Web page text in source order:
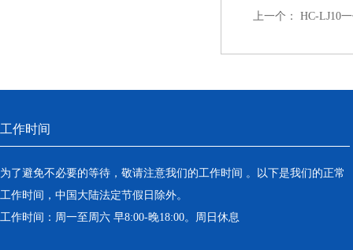
上一个： HC-LJ10
工作时间
为了避免不必要的等待，敬请注意我们的工作时间 。以下是我们的正常
工作时间，中国大陆法定节假日除外。
工作时间：周一至周六 早8:00-晚18:00。周日休息